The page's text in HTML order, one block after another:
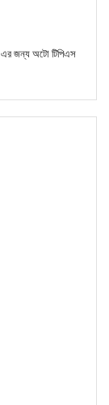
জন্য অটো টিপিএস